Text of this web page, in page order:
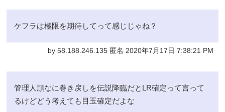
ケフラは極限を期待してって感じじゃね？
by 58.188.246.135 匿名 2020年7月17日 7:38:21 PM
管理人頑なに巻き戻しを伝説降臨だとLR確定って言って
るけどどう考えても目玉確定だよな